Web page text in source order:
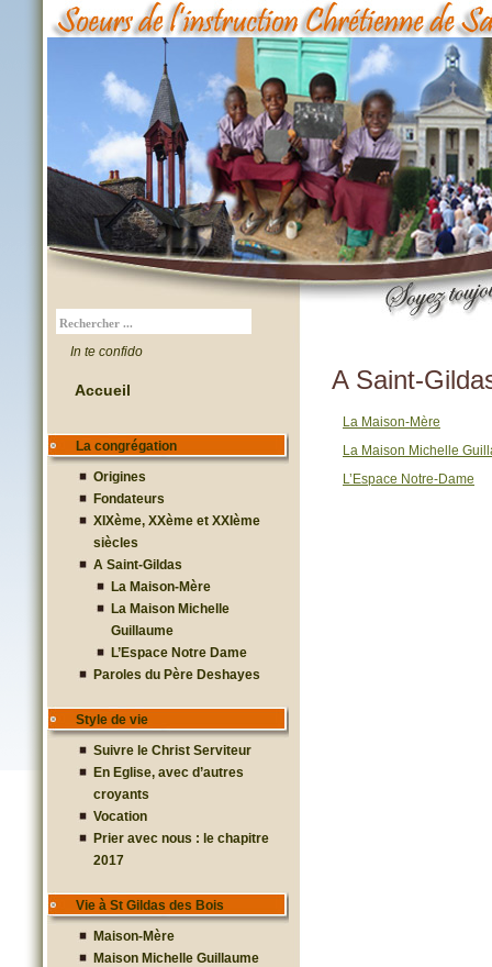
In te confido
Accueil
La congrégation
Origines
Fondateurs
XIXème, XXème et XXIème
siècles
A Saint-Gildas
La Maison-Mère
La Maison Michelle
Guillaume
L’Espace Notre Dame
Paroles du Père Deshayes
Style de vie
Suivre le Christ Serviteur
En Eglise, avec d’autres
croyants
Vocation
Prier avec nous : le chapitre
2017
Vie à St Gildas des Bois
Maison-Mère
Maison Michelle Guillaume
A Saint-
La Maison-Mère
La Maison Michelle
L’Espace Notre-Dame